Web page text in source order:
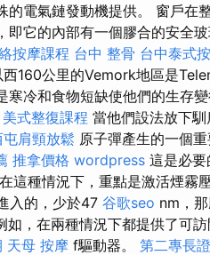
電氣鏈發動機提供。 窗戶在
即它的內部有一個膠合的安全
按摩課程 台中 整骨 台中泰式
160公里的Vemork地區是
冷和食物短缺使他們的生存變
美式整復課程 當他們設法放下
屯肩頸放鬆 原子彈產生的一個
推拿價格 wordpress 這是必
這種情況下，重點是激活煙霧
入的，少於47 谷歌seo nm，
如，在兩種情況下都提供了可訪
天母 按摩 f驅動器。 第二專長